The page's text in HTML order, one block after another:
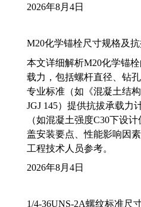
2026年8月4日
M20化学锚栓尺寸规格及
本文详细解析M20化学锚
载力，包括螺杆直径、钻
专业标准（如《混凝土结
JGJ 145）提供抗拔承载力
（如混凝土强度C30下设
盖安装要点、性能影响因
工程技术人员参考。
2026年8月4日
1/4-36UNS-2A螺纹标准尺